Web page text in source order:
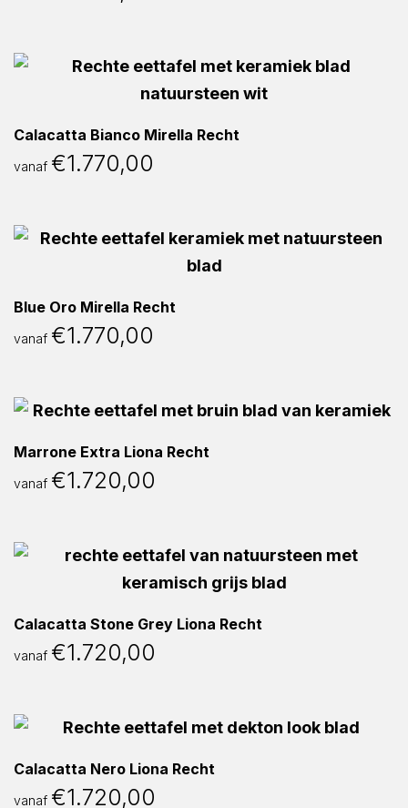
Calacatta Bianco Mirella Recht
vanaf €1.770,00
Blue Oro Mirella Recht
vanaf €1.770,00
Marrone Extra Liona Recht
vanaf €1.720,00
Calacatta Stone Grey Liona Recht
vanaf €1.720,00
Calacatta Nero Liona Recht
vanaf €1.720,00